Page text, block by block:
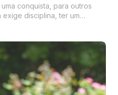
conquista, para outros
exige disciplina, ter um